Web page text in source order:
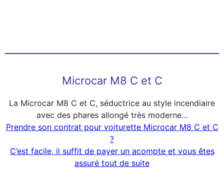
Microcar M8 C et C
La Microcar M8 C et C, séductrice au style incendiaire
avec des phares allongé très moderne…
Prendre son contrat pour voiturette Microcar M8 C et C
?
C’est facile, il suffit de payer un acompte et vous êtes
assuré tout de suite